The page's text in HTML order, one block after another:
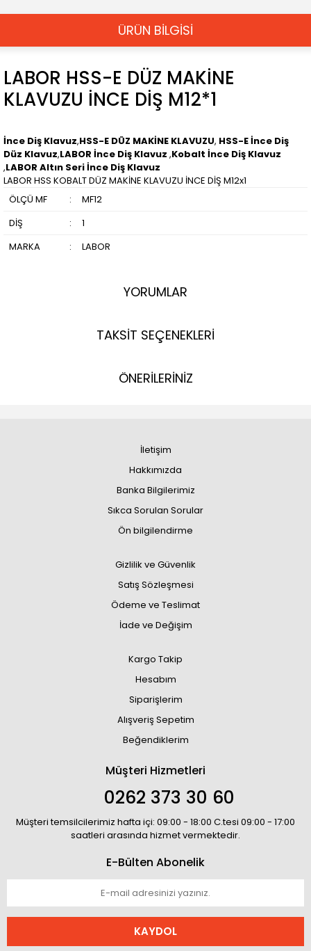
ÜRÜN BİLGİSİ
LABOR HSS-E DÜZ MAKİNE
KLAVUZU İNCE DİŞ M12*1
İnce Diş Klavuz,HSS-E DÜZ MAKİNE KLAVUZU, HSS-E İnce Diş
Düz Klavuz,LABOR İnce Diş Klavuz ,Kobalt İnce Diş Klavuz
,LABOR Altın Seri İnce Diş Klavuz
LABOR HSS KOBALT DÜZ MAKİNE KLAVUZU İNCE DİŞ M12x1
ÖLÇÜ MF
:
MF12
DİŞ
:
1
MARKA
: LABOR
YORUMLAR
TAKSİT SEÇENEKLERİ
ÖNERİLERİNİZ
İletişim
Hakkımızda
Banka Bilgilerimiz
Sıkca Sorulan Sorular
Ön bilgilendirme
Gizlilik ve Güvenlik
Satış Sözleşmesi
Ödeme ve Teslimat
İade ve Değişim
Kargo Takip
Hesabım
Siparişlerim
Alışveriş Sepetim
Beğendiklerim
Müşteri Hizmetleri
0262 373 30 60
Müşteri temsilcilerimiz hafta içi: 09:00 - 18:00 C.tesi 09:00 - 17:00
saatleri arasında hizmet vermektedir.
E-Bülten Abonelik
KAYDOL